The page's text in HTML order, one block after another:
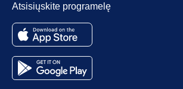
Atsisiųskite programelę